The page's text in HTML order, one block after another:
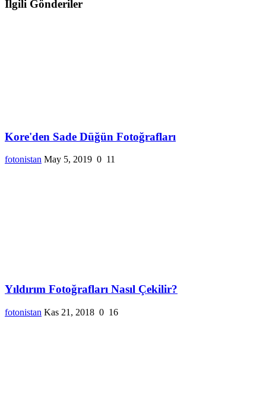
İlgili Gönderiler
Kore'den Sade Düğün Fotoğrafları
fotonistan May 5, 2019 0 11
Yıldırım Fotoğrafları Nasıl Çekilir?
fotonistan Kas 21, 2018 0 16